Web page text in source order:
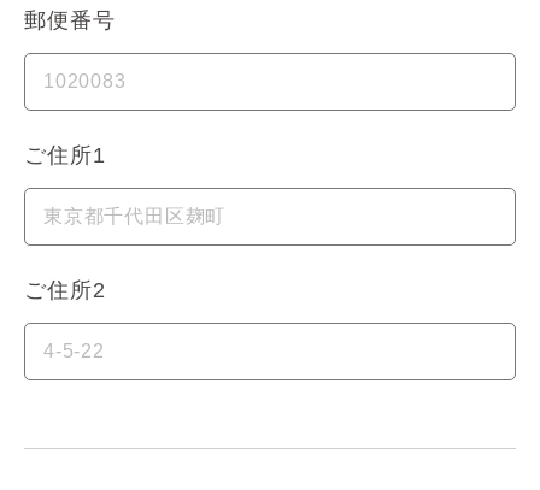
郵便番号
ご住所1
ご住所2